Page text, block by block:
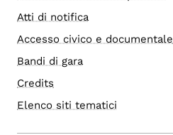
Atti di notifica
Accesso civico e documentale
Bandi di gara
Credits
Elenco siti tematici